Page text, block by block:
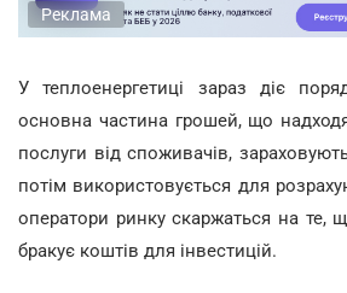
Реклама
У теплоенергетиці зараз діє
основна частина грошей, що
послуги від споживачів,
потім використовується для
оператори ринку скаржаться на те,
бракує коштів для інвестицій.